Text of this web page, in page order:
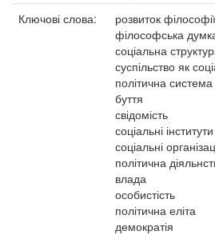
Ключові слова:
розвиток філософії
філософська
соціальна
суспільство як
політична система
буття
свідомість
соціальні інститути
соціальні
політична
влада
особистість
політична еліта
демократія